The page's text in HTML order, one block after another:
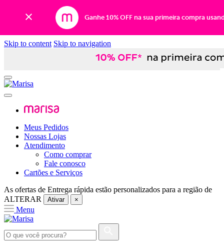
Ganhe 10% OFF na sua primeira compra
Skip to content Skip to navigation
Meus Pedidos
Nossas Lojas
Atendimento
Como comprar
Fale conosco
Cartões e Serviços
As ofertas de Entrega rápida estão personalizados para a região de
ALTERAR
Ativar ×
Menu